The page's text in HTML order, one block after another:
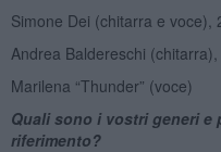
Simone Dei (chitarra e voce),
Andrea Baldereschi (chitarra),
Marilena “Thunder” (voce)
Quali sono i vostri generi e
riferimento?